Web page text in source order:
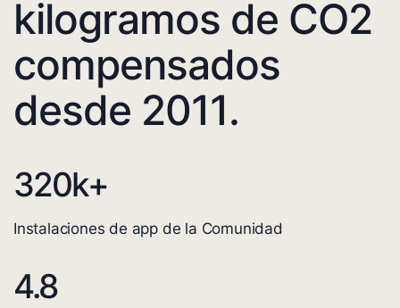
kilogramos de CO2
compensados
desde 2011.
320k+
Instalaciones de app de la Comunidad
4.8